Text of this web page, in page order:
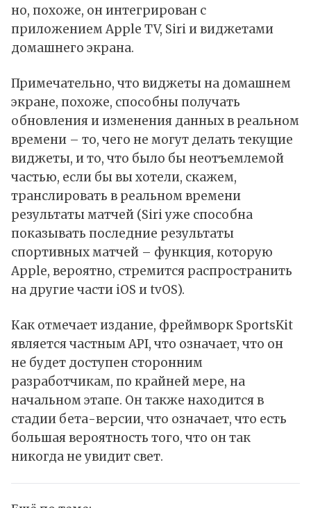
но, похоже, он интегрирован с
приложением Apple TV, Siri и виджетами
домашнего экрана.
Примечательно, что виджеты на домашнем
экране, похоже, способны получать
обновления и изменения данных в реальном
времени – то, чего не могут делать текущие
виджеты, и то, что было бы неотъемлемой
частью, если бы вы хотели, скажем,
транслировать в реальном времени
результаты матчей (Siri уже способна
показывать последние результаты
спортивных матчей – функция, которую
Apple, вероятно, стремится распространить
на другие части iOS и tvOS).
Как отмечаетиздание, фреймворк SportsKit
является частным API, что означает, что он
не будет доступен сторонним
разработчикам, по крайней мере, на
начальном этапе. Он также находится в
стадии бета-версии, что означает, что есть
большая вероятность того, что он так
никогда не увидит свет.